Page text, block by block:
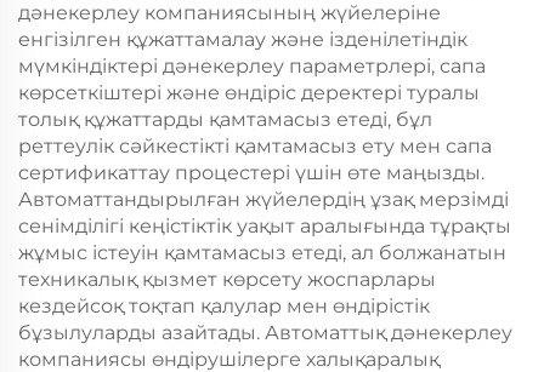
дәнекерлеу компаниясының жүйелеріне
енгізілген құжаттамалау және ізденілетіндік
мүмкіндіктері дәнекерлеу параметрлері, сапа
көрсеткіштері және өндіріс деректері туралы
толық құжаттарды қамтамасыз етеді, бұл
реттеулік сәйкестікті қамтамасыз ету мен сапа
сертификаттау процестері үшін өте маңызды.
Автоматтандырылған жүйелердің ұзақ мерзімді
сенімділігі кеңістіктік уақыт аралығында тұрақты
жұмыс істеуін қамтамасыз етеді, ал болжанатын
техникалық қызмет көрсету жоспарлары
кездейсоқ тоқтап қалулар мен өндірістік
бұзылуларды азайтады. Автоматтық дәнекерлеу
компаниясы өндірушілерге халықаралық